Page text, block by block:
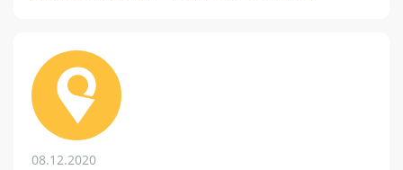
08.12.2020